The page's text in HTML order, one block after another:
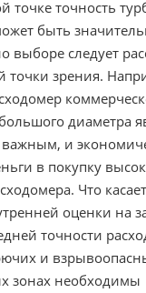
точке точность
быть
выборе следует
точки зрения.
диаметра
и
в покупку
Что
оценки на
точности
и
зонах необходимы